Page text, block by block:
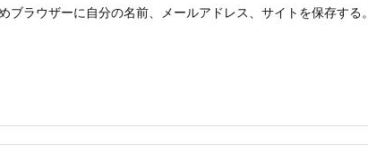
ブラウザーに自分の名前、メールアドレス、サイトを保存する。